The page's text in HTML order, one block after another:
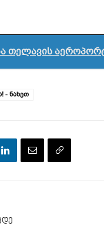
თელავის
- ნახეთ